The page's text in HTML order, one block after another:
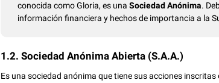
conocida como Gloria, es unaSociedad Anónima.
información financiera y hechos de importancia a la
1.2. Sociedad Anónima Abierta (S.A.A.)
Es una sociedad anónima que tiene sus acciones